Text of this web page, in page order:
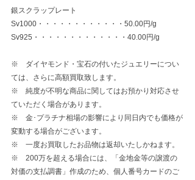
銀スクラップレート
Sv1000・・・・・・・・・・・・50.00円/g
Sv925・・・・・・・・・・・・・40.00円/g
※　ダイヤモンド・宝石の付いたジュエリーについ
ては、さらに高額買取致します。
※　純度が不明な商品に関してはお預かり対応させ
ていただく場合があります。
※　金･プラチナ相場の影響により同日内でも価格が
変動する場合がございます。
※　一度お買取したお品物は返却いたしかねます。
※　200万を超える場合には、「金地金等の譲渡の
対価の支払調書」作成のため、個人番号カードのご